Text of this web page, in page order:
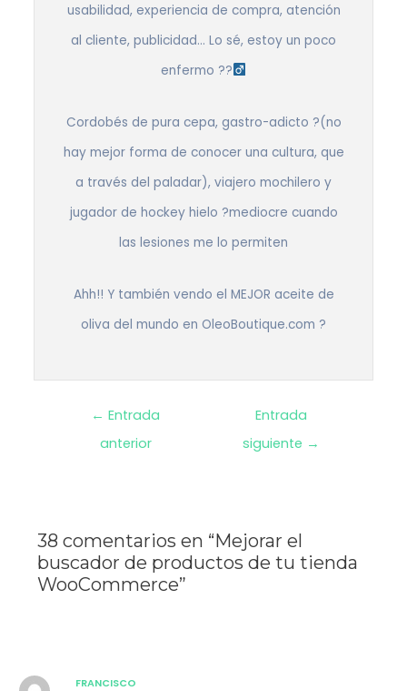
usabilidad, experiencia de compra, atención
al cliente, publicidad… Lo sé, estoy un poco
enfermo ??‍
Cordobés de pura cepa, gastro-adicto ?(no
hay mejor forma de conocer una cultura, que
a través del paladar), viajero mochilero y
jugador de hockey hielo ?mediocre cuando
las lesiones me lo permiten
Ahh!! Y también vendo el MEJOR aceite de
oliva del mundo en OleoBoutique.com ?
Navegación
← Entrada
anterior
Entrada
siguiente →
38 comentarios en “Mejorar el
buscador de productos de tu tienda
WooCommerce”
FRANCISCO